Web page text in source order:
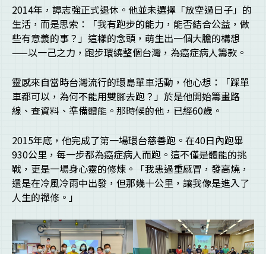
2014年，譚志強正式退休。他並未選擇「放空過日子」的
生活，而是思索：「我有跑步的能力，能否結合公益，做
些有意義的事？」這樣的念頭，萌生出一個大膽的構想
——以一己之力，跑步環繞整個台灣，為癌症病人籌款。
靈感來自當時台灣流行的環島單車活動，他心想：「踩單
車都可以，為何不能用雙腳去跑？」於是他開始籌畫路
線、查資料、準備體能。那時候的他，已經60歲。
2015年底，他完成了第一場環台慈善跑。在40日內跑畢
930公里，每一步都為癌症病人而跑。這不僅是體能的挑
戰，更是一場身心靈的修煉。「我患過重感冒，發高燒，
還是在冷風冷雨中出發，但那幾十公里，讓我像是進入了
人生的禪修。」